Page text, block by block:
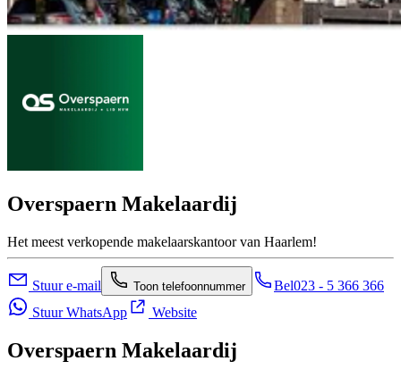
Overspaern Makelaardij
Het meest verkopende makelaarskantoor van Haarlem!
Stuur e-mail Toon telefoonnummer Bel023 - 5 366 366
Stuur WhatsApp
Website
Overspaern Makelaardij